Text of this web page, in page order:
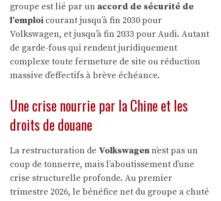
groupe est lié par un accord de sécurité de
l’emploi courant jusqu’à fin 2030 pour
Volkswagen, et jusqu’à fin 2033 pour Audi. Autant
de garde-fous qui rendent juridiquement
complexe toute fermeture de site ou réduction
massive d’effectifs à brève échéance.
Une crise nourrie par la Chine et les
droits de douane
La restructuration de Volkswagenn’est pas un
coup de tonnerre, mais l’aboutissement d’une
crise structurelle profonde. Au premier
trimestre 2026, le bénéfice net du groupe a chuté